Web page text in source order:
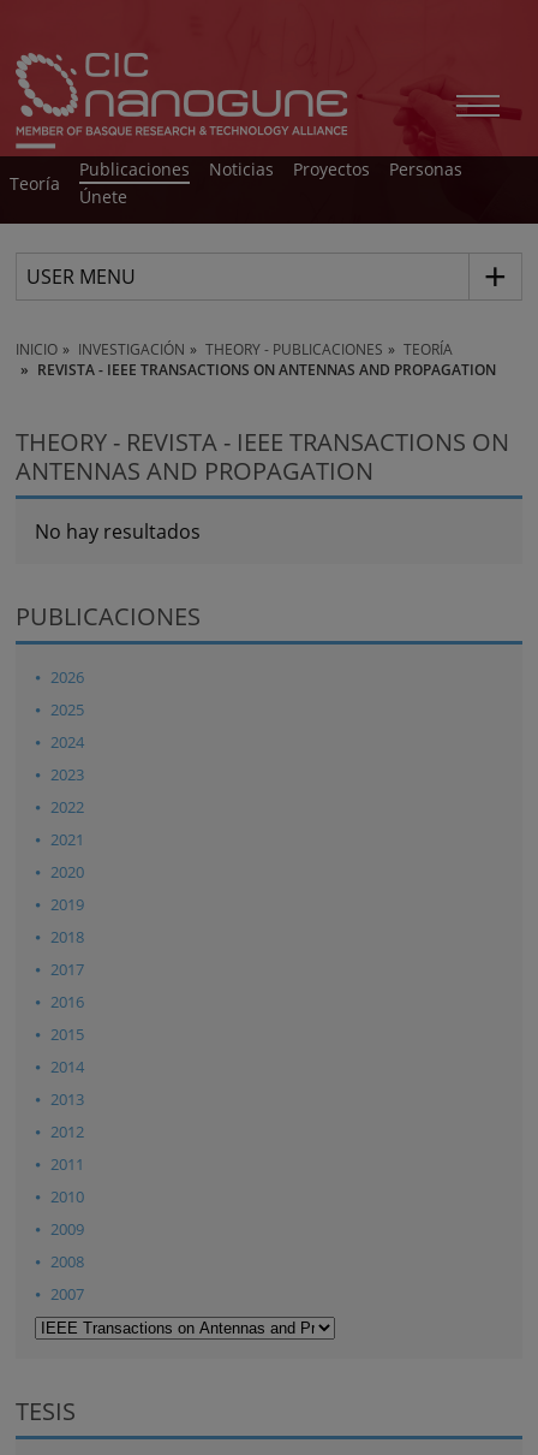
Teoría
Publicaciones Noticias Proyectos
Personas
Únete
USER MENU
INICIO INVESTIGACIÓN THEORY - PUBLICACIONES
TEORÍA
REVISTA - IEEE TRANSACTIONS ON ANTENNAS AND PROPAGATION
THEORY - REVISTA - IEEE TRANSACTIONS ON
ANTENNAS AND PROPAGATION
No hay resultados
PUBLICACIONES
2026
2025
2024
2023
2022
2021
2020
2019
2018
2017
2016
2015
2014
2013
2012
2011
2010
2009
2008
2007
TESIS